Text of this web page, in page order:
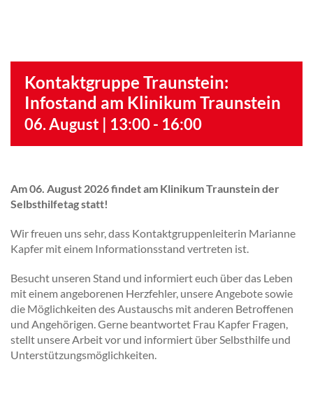
Kontaktgruppe Traunstein:
Infostand am Klinikum Traunstein
06. August | 13:00- 16:00
Am 06. August 2026 findet am Klinikum Traunstein der
Selbsthilfetag statt!
Wir freuen uns sehr, dass Kontaktgruppenleiterin Marianne
Kapfer mit einem Informationsstand vertreten ist.
Besucht unseren Stand und informiert euch über das Leben
mit einem angeborenen Herzfehler, unsere Angebote sowie
die Möglichkeiten des Austauschs mit anderen Betroffenen
und Angehörigen. Gerne beantwortet Frau Kapfer Fragen,
stellt unsere Arbeit vor und informiert über Selbsthilfe und
Unterstützungsmöglichkeiten.